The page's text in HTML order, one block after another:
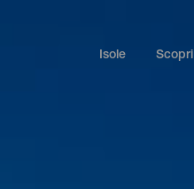
Isole Scopri